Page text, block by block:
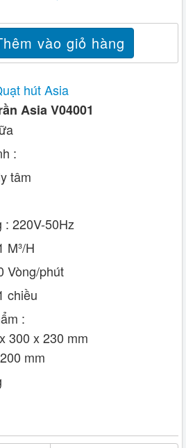
hút Asia
Asia V04001
:
tâm
220V-50Hz
M³/H
Vòng/phút
chiều
:
300 x 230 mm
mm